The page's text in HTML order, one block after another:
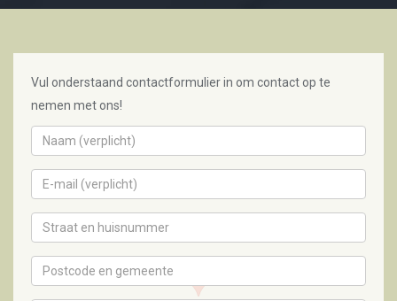
Vul onderstaand contactformulier in om contact op te
nemen met ons!